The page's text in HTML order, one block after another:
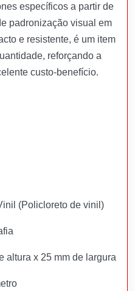
específicos a partir de
padronização visual em
e resistente, é um item
reforçando a
custo-benefício.
(Policloreto de vinil)
altura x 25 mm de largura